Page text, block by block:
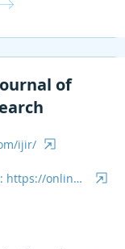
of
ijir/
Fino a Dicembre 2022: https://onlinelibrary.wiley.com/journal/14390272